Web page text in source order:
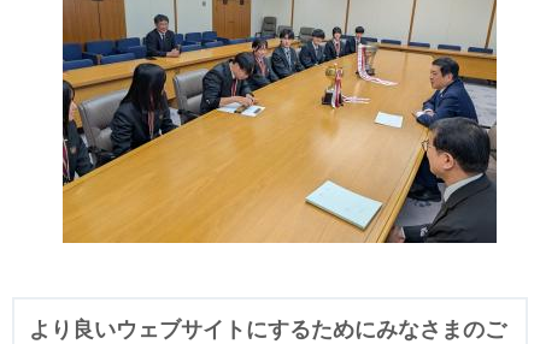
より良いウェブサイトにするためにみなさまのご